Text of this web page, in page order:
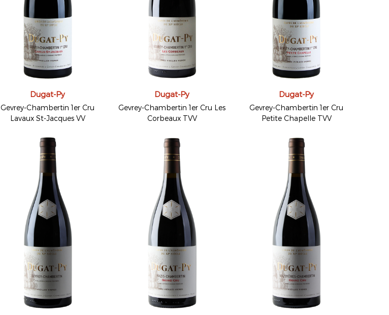
Dugat-Py
Gevrey-Chambertin 1er Cru
Lavaux St-Jacques VV
Dugat-Py
Gevrey-Chambertin 1er Cru Les
Corbeaux TVV
Dugat-Py
Gevrey-Chambertin 1er Cru
Petite Chapelle TVV